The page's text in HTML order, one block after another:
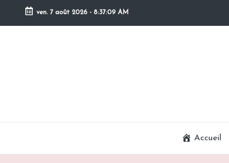
Skip
ven. 7 août 2026 - 8:37:10 AM
Accueil